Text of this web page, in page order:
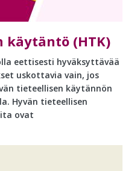
käytäntö (HTK)
eettisesti hyväksyttävää
uskottavia vain, jos
tieteellisen käytännön
Hyvän tieteellisen
ovat